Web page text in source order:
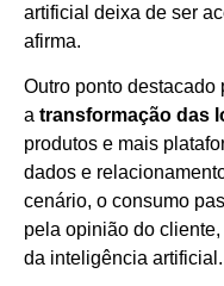
artificial deixa de ser
afirma.
Outro ponto destacado
a transformação das
produtos e mais
dados e
cenário, o consumo
pela opinião do
da inteligência artificial.